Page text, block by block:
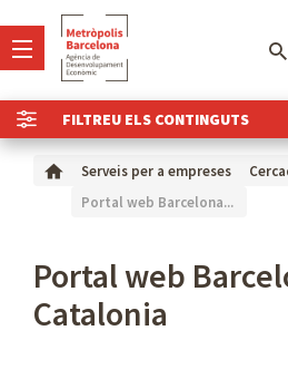
FILTREU ELS CONTINGUTS
Serveis per a empreses
Portal web Barcelona...
Portal web
Catalonia